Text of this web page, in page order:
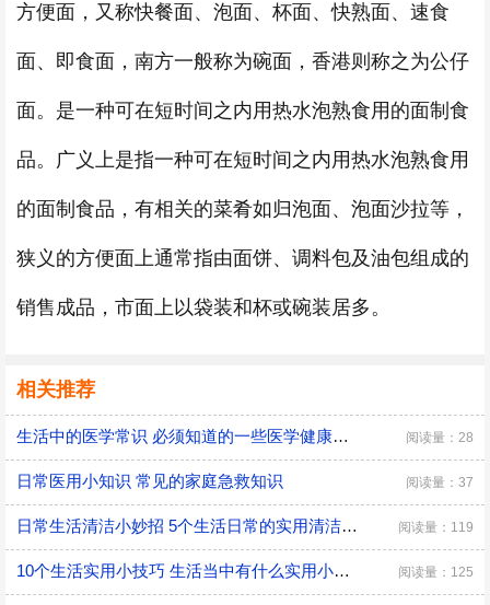
方便面，又称快餐面、泡面、杯面、快熟面、速食
面、即食面，南方一般称为碗面，香港则称之为公仔
面。是一种可在短时间之内用热水泡熟食用的面制食
品。广义上是指一种可在短时间之内用热水泡熟食用
的面制食品，有相关的菜肴如归泡面、泡面沙拉等，
狭义的方便面上通常指由面饼、调料包及油包组成的
销售成品，市面上以袋装和杯或碗装居多。
相关推荐
生活中的医学常识 必须知道的一些医学健康小常识 阅读量：28
日常医用小知识 常见的家庭急救知识 阅读量：37
日常生活清洁小妙招 5个生活日常的实用清洁小技巧 阅读量：119
10个生活实用小技巧 生活当中有什么实用小技巧 阅读量：125